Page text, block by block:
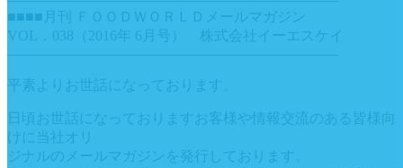
■■■■月刊 ＦＯＯＤＷＯＲＬＤメールマガジン
VOL．038（2016年 6月号） 株式会社イーエスケイ
平素よりお世話になっております。
日頃お世話になっておりますお客様や情報交流のある皆様向
けに当社オリ
ジナルのメールマガジンを発行しております。